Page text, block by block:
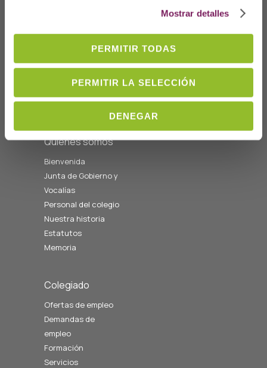
Mostrar detalles
PERMITIR TODAS
PERMITIR LA SELECCIÓN
DENEGAR
Telf: 943 42 91 14
Horario L-V
cofgipuzkoa@cofgipuzkoa.eus
Quiénes somos
Bienvenida
Junta de Gobierno y
Vocalías
Personal del colegio
Nuestra historia
Estatutos
Memoria
Colegiado
Ofertas de empleo
Demandas de
empleo
Formación
Servicios